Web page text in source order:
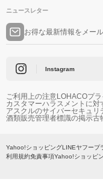
ニュースレター
お得な最新情報をメー
Instagram
ご利用上の注意LOHACOプ
カスタマーハラスメントに対
アスクルのサイバーセキュリ
酒類販売管理者標識の掲示古
Yahoo!ショッピングLINEヤフープ
利用規約免責事項Yahoo!ショッピ